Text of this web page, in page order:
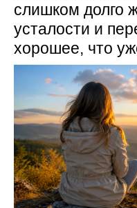
слишком долго
усталости и
хорошее, что